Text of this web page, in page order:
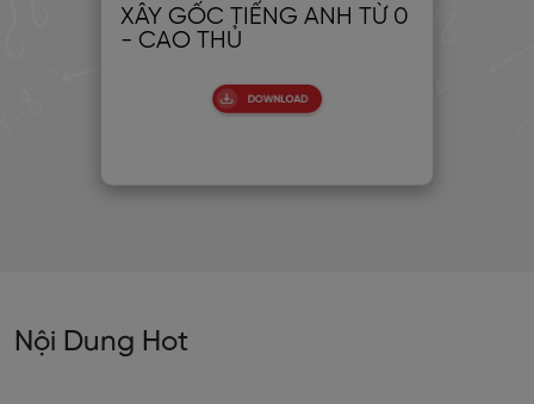
XÂY GỐC TIẾNG ANH TỪ 0
- CAO THỦ
Nội Dung Hot